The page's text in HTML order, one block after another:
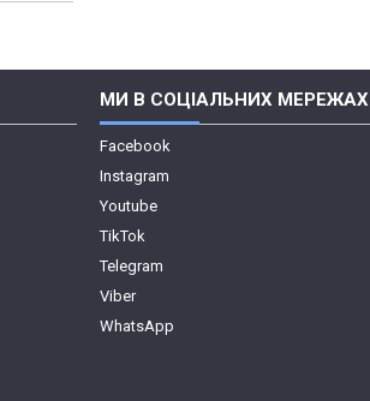
МИ В СОЦІАЛЬНИХ МЕРЕЖАХ
Facebook
Instagram
Youtube
TikTok
Telegram
Viber
WhatsApp